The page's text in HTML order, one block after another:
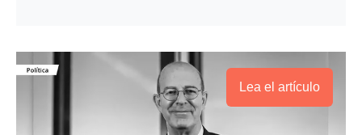
Lea el artículo